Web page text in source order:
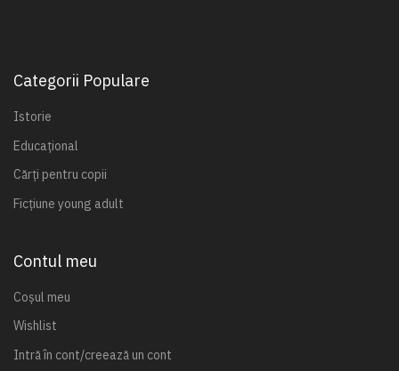
Categorii Populare
Istorie
Educațional
Cărți pentru copii
Ficțiune young adult
Contul meu
Coșul meu
Wishlist
Intră în cont/creează un cont